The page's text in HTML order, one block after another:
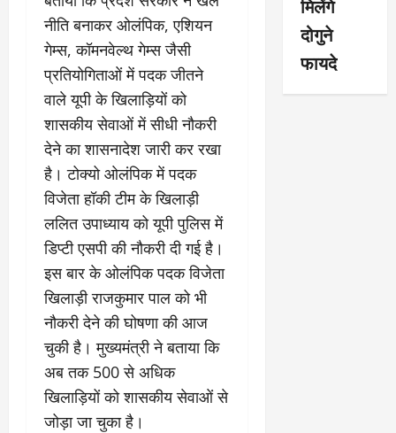
नीति बनाकर ओलंपिक, एशियन
गेम्स, कॉमनवेल्थ गेम्स जैसी
प्रतियोगिताओं में पदक जीतने
वाले यूपी के खिलाड़ियों को
शासकीय सेवाओं में सीधी नौकरी
देने का शासनादेश जारी कर रखा
है। टोक्यो ओलंपिक में पदक
विजेता हॉकी टीम के खिलाड़ी
ललित उपाध्याय को यूपी पुलिस में
डिप्टी एसपी की नौकरी दी गई है।
इस बार के ओलंपिक पदक विजेता
खिलाड़ी राजकुमार पाल को भी
नौकरी देने की घोषणा की आज
चुकी है। मुख्यमंत्री ने बताया कि
अब तक 500 से अधिक
खिलाड़ियों को शासकीय सेवाओं से
जोड़ा जा चुका है।
मिलेंगे
दोगुने
फायदे